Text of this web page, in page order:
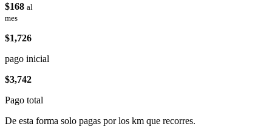
$168 al
mes
$1,726
pago inicial
$3,742
Pago total
De esta forma solo pagas por los km que recorres.